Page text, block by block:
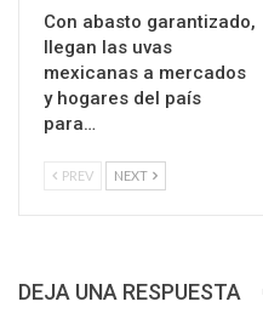
Con abasto garantizado,
llegan las uvas
mexicanas a mercados
y hogares del país
para…
PREV NEXT
DEJA UNA RESPUESTA